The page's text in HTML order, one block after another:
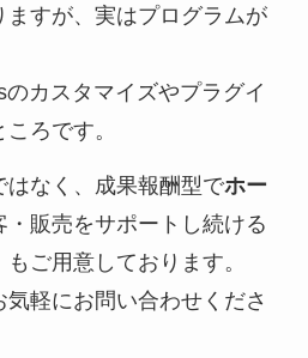
ますが、実はプログラムが
カスタマイズやプラグイ
ろです。
はなく、成果報酬型でホー
・販売をサポートし続ける
もご用意しております。
軽にお問い合わせくださ